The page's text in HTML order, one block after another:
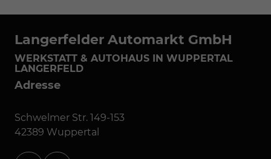
Langerfelder Automarkt GmbH
WERKSTATT & AUTOHAUS IN WUPPERTAL
LANGERFELD
Adresse
Schwelmer Str. 149-153
42389 Wuppertal